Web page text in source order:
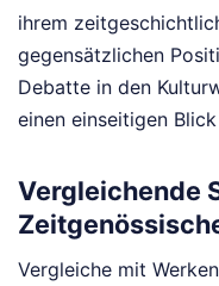
ihrem
gegensätzlichen
Debatte in den
einen einseitigen
Vergleichende
Vergleiche mit